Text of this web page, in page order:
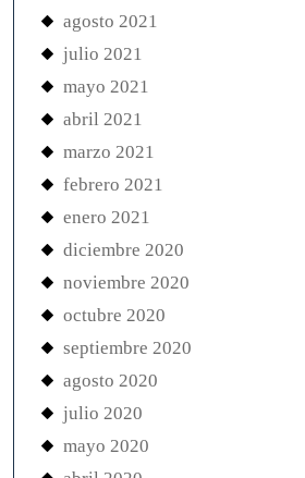
agosto 2021
julio 2021
mayo 2021
abril 2021
marzo 2021
febrero 2021
enero 2021
diciembre 2020
noviembre 2020
octubre 2020
septiembre 2020
agosto 2020
julio 2020
mayo 2020